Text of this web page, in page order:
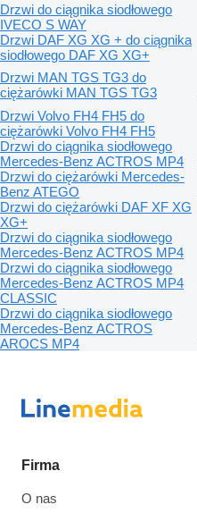
Drzwi do ciągnika siodłowego
IVECO S WAY
Drzwi DAF XG XG + do ciągnika
siodłowego DAF XG XG+
Drzwi MAN TGS TG3 do
ciężarówki MAN TGS TG3
Drzwi Volvo FH4 FH5 do
ciężarówki Volvo FH4 FH5
Drzwi do ciągnika siodłowego
Mercedes-Benz ACTROS MP4
Drzwi do ciężarówki Mercedes-
Benz ATEGO
Drzwi do ciężarówki DAF XF XG
XG+
Drzwi do ciągnika siodłowego
Mercedes-Benz ACTROS MP4
Drzwi do ciągnika siodłowego
Mercedes-Benz ACTROS MP4
CLASSIC
Drzwi do ciągnika siodłowego
Mercedes-Benz ACTROS
AROCS MP4
Firma
O nas